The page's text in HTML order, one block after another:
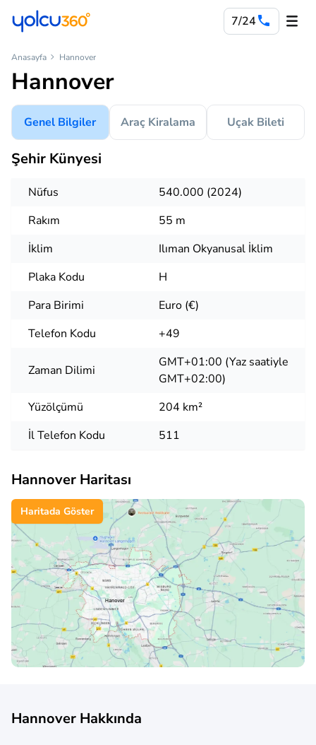
7/24
Anasayfa Hannover
Hannover
Genel Bilgiler Araç Kiralama Uçak Bileti
Şehir Künyesi
Nüfus
540.000 (2024)
Rakım
55 m
İklim
Ilıman Okyanusal İklim
Plaka Kodu
H
Para Birimi
Euro (€)
Telefon Kodu
+49
Zaman Dilimi
GMT+01:00 (Yaz saatiyle
GMT+02:00)
Yüzölçümü
204 km²
İl Telefon Kodu
511
Hannover Haritası
Haritada Göster
Hannover Hakkında